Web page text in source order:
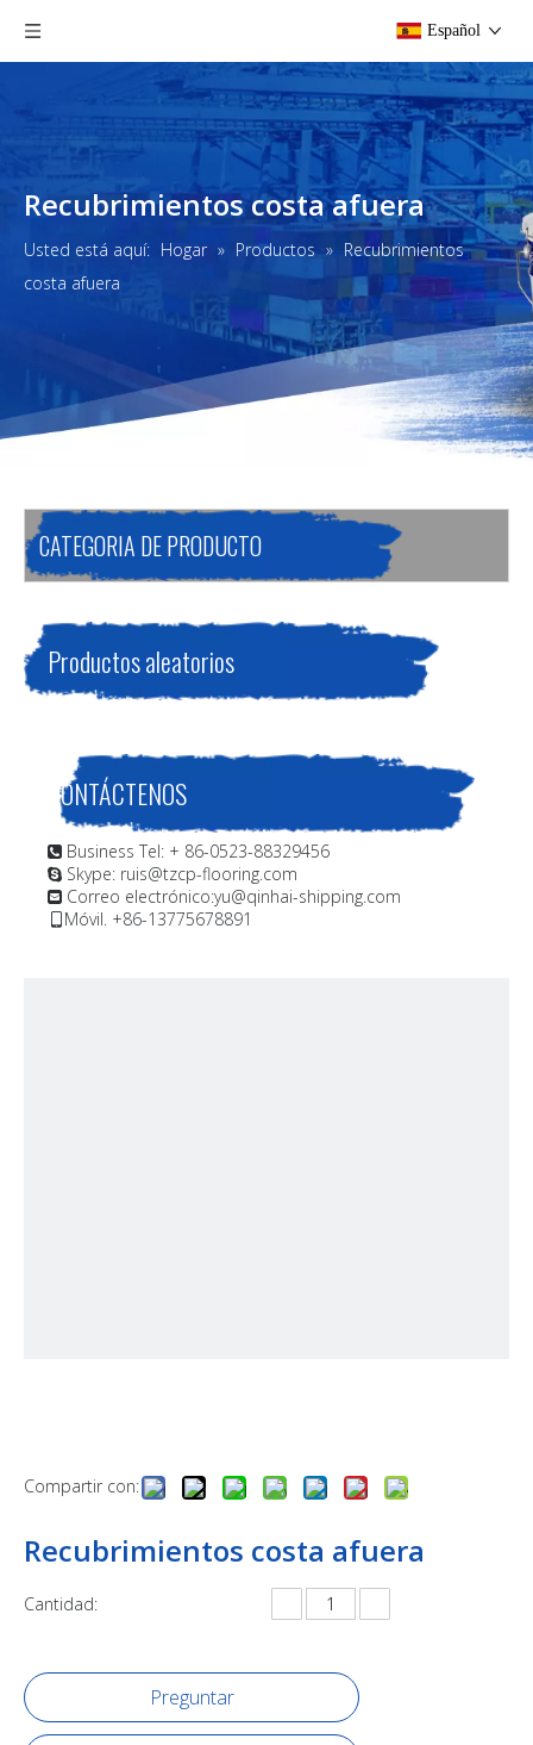
Español
Recubrimientos costa afuera
Usted está aquí: Hogar » Productos » Recubrimientos
costa afuera
CATEGORIA DE PRODUCTO
Productos aleatorios
CONTÁCTENOS
 Business Tel: + 86-0523-88329456
 Skype: ruis@tzcp-flooring.com
 Correo electrónico:yu@qinhai-shipping.com
Móvil. +86-13775678891
Compartir con:
Recubrimientos costa afuera
Cantidad:
Preguntar